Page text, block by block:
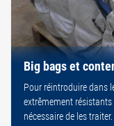
Big bags et
Pour réintroduire dans
extrêmement
nécessaire de les